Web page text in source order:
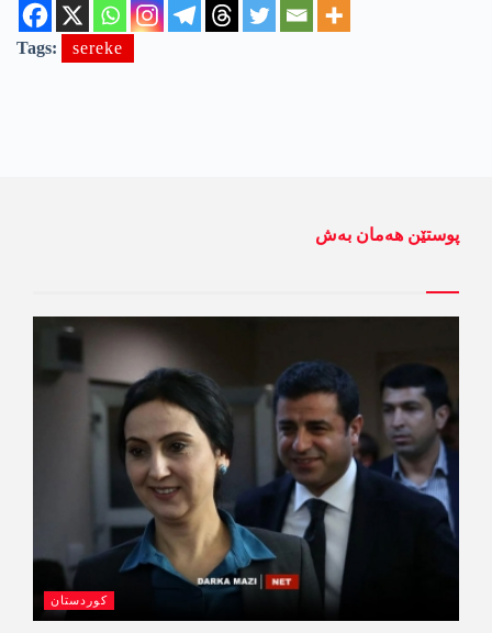
Tags: sereke
پوستێن ھەمان بەش
کوردستان